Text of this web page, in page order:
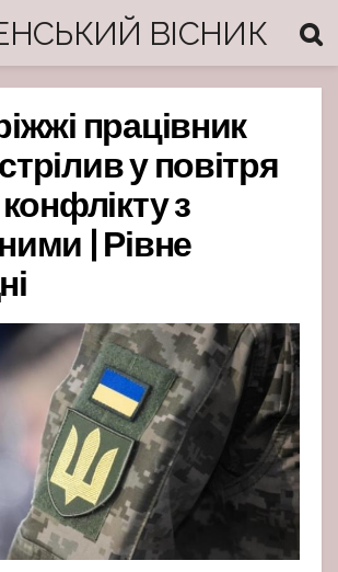
ВІСНИК
працівник
у повітря
з
| Рівне